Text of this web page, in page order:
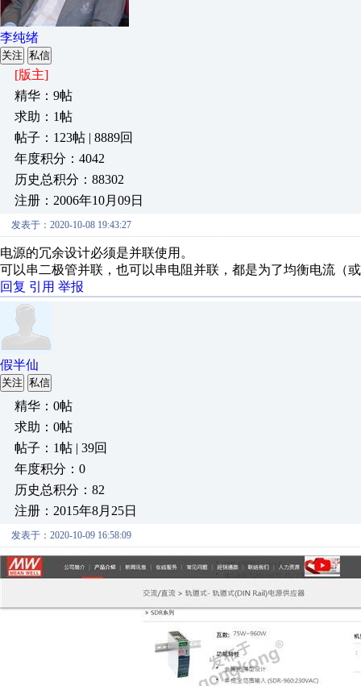
李纯绪
关注 私信
[版主]
精华：9帖
求助：1帖
帖子：123帖 | 8889回
年度积分：4042
历史总积分：88302
注册：2006年10月09日
发表于：2020-10-08 19:43:27
电源的冗余设计必须是并联使用。
可以串二极管并联，也可以串电阻并联，都是为了均衡电流（
回复 引用 举报
假半仙
关注 私信
精华：0帖
求助：0帖
帖子：1帖 | 39回
年度积分：0
历史总积分：82
注册：2015年8月25日
发表于：2020-10-09 16:58:09